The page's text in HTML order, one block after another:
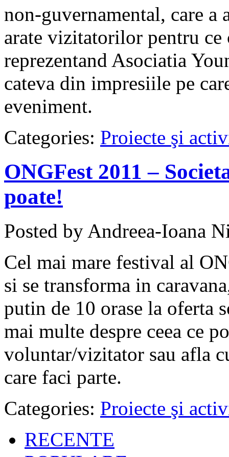
non-guvernamental, care a
arate vizitatorilor pentru
reprezentand Asociatia
cateva din impresiile pe
eveniment.
Categories: Proiecte şi
ONGFest 2011 –
poate!
Posted by Andreea-Ioana
Cel mai mare festival al
si se transforma in
putin de 10 orase la oferta
mai multe despre ceea ce
voluntar/vizitator sau afla
care faci parte.
Categories: Proiecte şi
RECENTE